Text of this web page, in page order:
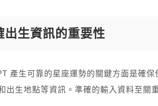
出生資訊的重要性
產生可靠的星座運勢的關鍵方面是確
出生地點等資訊。準確的輸入資料至關